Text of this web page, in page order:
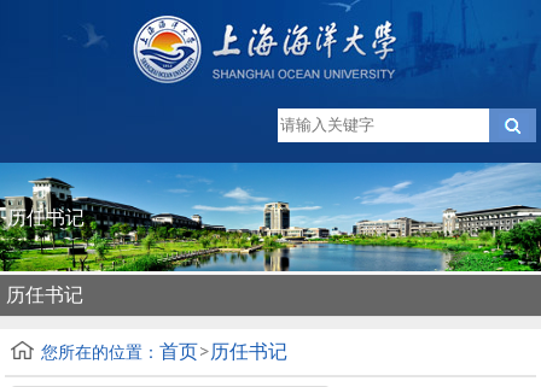
历任书记
历任书记
您所在的位置：首页 历任书记